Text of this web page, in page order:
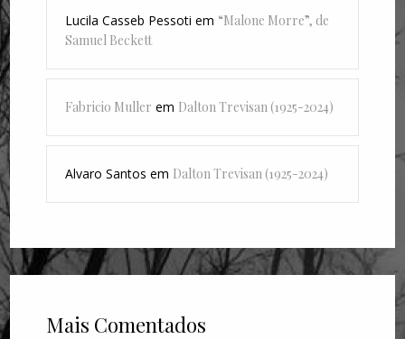
Lucila Casseb Pessoti em “Malone Morre”, de
Samuel Beckett
Fabricio Muller em Dalton Trevisan (1925-2024)
Alvaro Santos em Dalton Trevisan (1925-2024)
Mais Comentados